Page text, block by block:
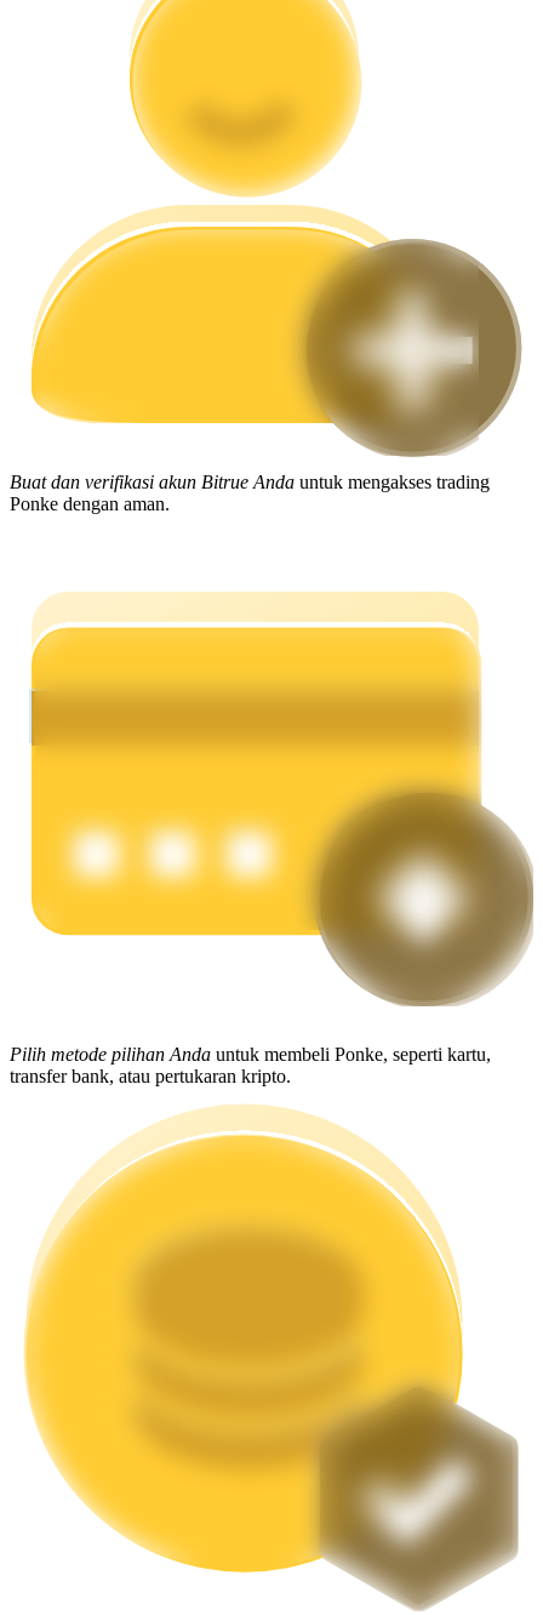
Memandu
Panduan Pemula Berjangka
Pelajari cara untuk tetap menghasilkan keuntungan
Babi Kekuatan
Dapatkan imbalan kompetitif setiap hari
Mempertaruhkan
Pengembalian tinggi & akses instan
Buat dan verifikasi akun Bitrue Anda untuk mengakses trading
Ponke dengan aman.
Pilih metode pilihan Anda untuk membeli Ponke, seperti kartu,
transfer bank, atau pertukaran kripto.